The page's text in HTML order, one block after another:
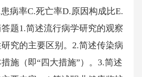
病率C.死亡率D.原因构成比E.
题1.简述流行病学研究的观察
究的主要区别。2.简述传染病
施（即“四大措施”）。3.简述